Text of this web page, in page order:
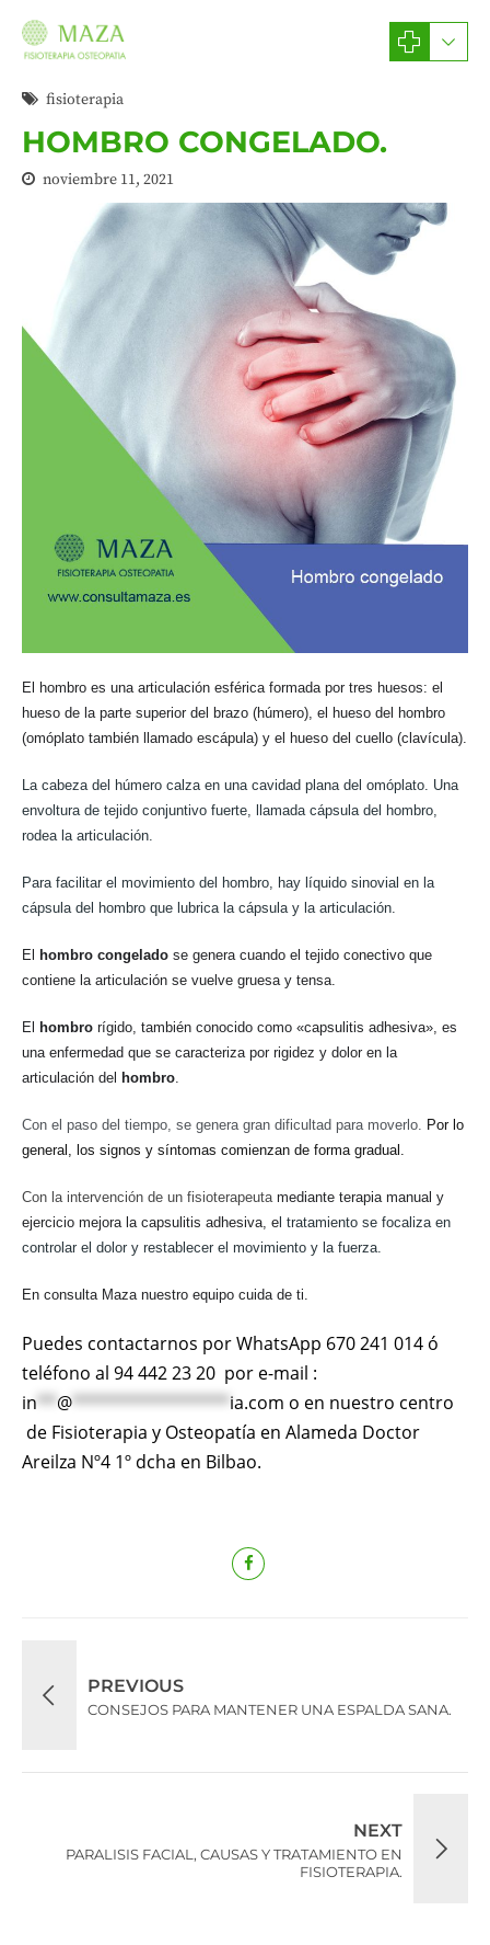
fisioterapia
HOMBRO CONGELADO.
noviembre 11, 2021
El hombro es una articulación esférica formada por tres huesos: el
hueso de la parte superior del brazo (húmero), el hueso del hombro
(omóplato también llamado escápula) y el hueso del cuello (clavícula).
La cabeza del húmero calza en una cavidad plana del omóplato. Una
envoltura de tejido conjuntivo fuerte, llamada cápsula del hombro,
rodea la articulación.
Para facilitar el movimiento del hombro, hay líquido sinovial en la
cápsula del hombro que lubrica la cápsula y la articulación.
El hombro congelado se genera cuando el tejido conectivo que
contiene la articulación se vuelve gruesa y tensa.
El hombro rígido, también conocido como «capsulitis adhesiva», es
una enfermedad que se caracteriza por rigidez y dolor en la
articulación del hombro
Con el paso del tiempo, se genera gran dificultad para moverlo. Por lo
general, los signos y síntomas comienzan de forma gradual.
Con la intervención de un fisioterapeuta mediante terapia manual y
ejercicio mejora la capsulitis adhesiva, el tratamiento se focaliza en
controlar el dolor y restablecer el movimiento y la fuerza.
En consulta Maza nuestro equipo cuida de ti.
Puedes contactarnos por WhatsApp 670 241 014 ó
teléfono al 94 442 23 20 por e-mail :
in**@****************ia.com o en nuestro centro
de Fisioterapia y Osteopatía en Alameda Doctor
Areilza Nº4 1º dcha en Bilbao.
PREVIOUS
CONSEJOS PARA MANTENER UNA ESPALDA SANA.
NEXT
PARALISIS FACIAL, CAUSAS Y TRATAMIENTO EN
FISIOTERAPIA.